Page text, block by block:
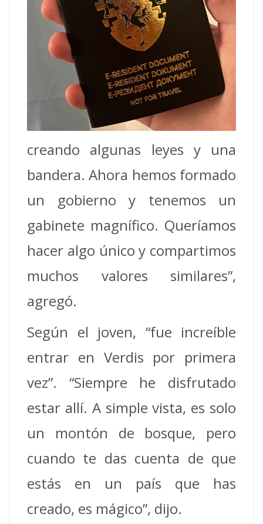
creando algunas leyes y una
bandera. Ahora hemos formado
un gobierno y tenemos un
gabinete magnífico. Queríamos
hacer algo único y compartimos
muchos valores similares”,
agregó.
Según el joven, “fue increíble
entrar en Verdis por primera
vez”. “Siempre he disfrutado
estar allí. A simple vista, es solo
un montón de bosque, pero
cuando te das cuenta de que
estás en un país que has
creado, es mágico”, dijo.